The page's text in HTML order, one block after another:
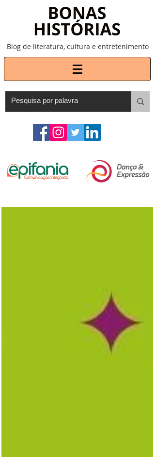
Blog de literatura, cultura e entretenimento